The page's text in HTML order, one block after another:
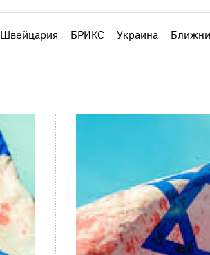
Швейцария БРИКС Украина